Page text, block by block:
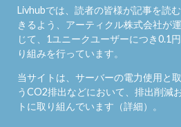
Livhubでは、読者の皆様が記事を読
きるよう、アーティクル株式会社が
じて、1ユニークユーザーにつき0.1
り組みを行っています。
当サイトは、サーバーの電力使用と
うCO2排出などにおいて、排出削減
トに取り組んでいます（詳細）。